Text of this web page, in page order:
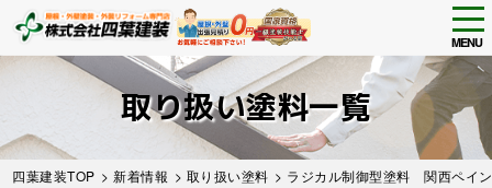
Skip
content
MENU
取り扱い塗料一覧
四葉建装TOP >新着情報 > 取り扱い塗料 > ラジカル制御型塗料 関西ペイ